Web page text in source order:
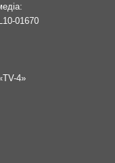
01670
4»